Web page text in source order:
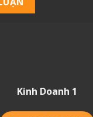
Kinh Doanh 1